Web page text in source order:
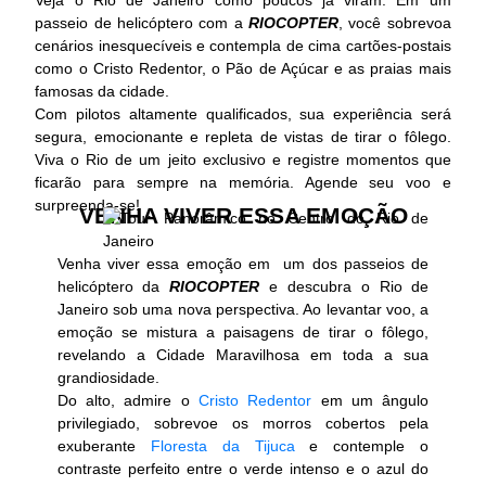
passeio de helicóptero com a RIOCOPTER, você sobrevoa
cenários inesquecíveis e contempla de cima cartões-postais
como o Cristo Redentor, o Pão de Açúcar e as praias mais
famosas da cidade.
Com pilotos altamente qualificados, sua experiência será
segura, emocionante e repleta de vistas de tirar o fôlego.
Viva o Rio de um jeito exclusivo e registre momentos que
ficarão para sempre na memória. Agende seu voo e
surpreenda-se!
VENHA VIVER ESSA EMOÇÃO
Venha viver essa emoção em um dos passeios de
helicóptero daRIOCOPTER e descubra o Rio de
Janeiro sob uma nova perspectiva. Ao levantar voo, a
emoção se mistura a paisagens de tirar o fôlego,
revelando a Cidade Maravilhosa em toda a sua
grandiosidade.
Do alto, admire o Cristo Redentor em um ângulo
privilegiado, sobrevoe os morros cobertos pela
exuberante Floresta da Tijucae contemple o
contraste perfeito entre o verde intenso e o azul do